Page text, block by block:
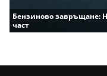
Бензиново завръщане:
част